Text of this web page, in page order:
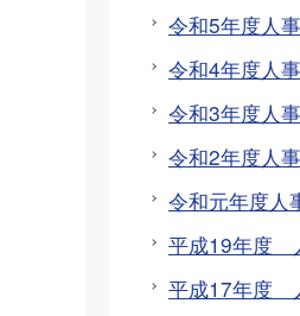
令和5年度人
令和4年度人
令和3年度人
令和2年度人
令和元年度人
平成19年度
平成17年度